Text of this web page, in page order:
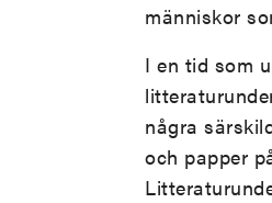
människor
I en tid som
några
och papper